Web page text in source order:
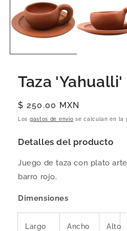
Taza 'Yahualli'
Precio
habitual
$ 250.00 MXN
Los gastos de envío se calculan en la
Detalles del producto
Juego de taza con plato
barro rojo.
Dimensiones
Largo
Ancho
Alto